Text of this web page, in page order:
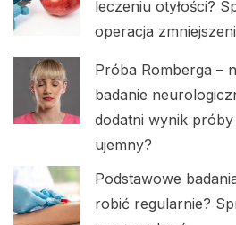
leczeniu otyłości?
operacja
Próba Romberga –
badanie
dodatni wynik
ujemny?
Podstawowe
robić regularnie?